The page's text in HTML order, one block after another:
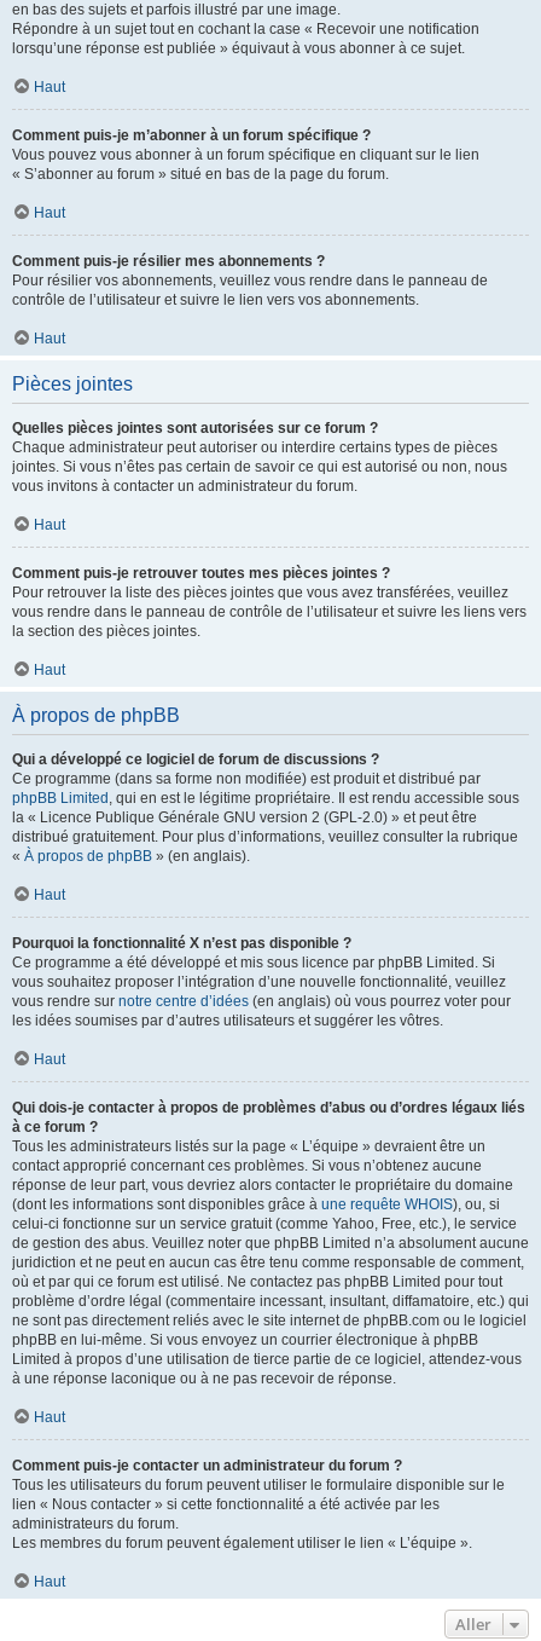
en bas des sujets et parfois illustré par une image.
Répondre à un sujet tout en cochant la case « Recevoir une notification
lorsqu’une réponse est publiée » équivaut à vous abonner à ce sujet.
Haut
Comment puis-je m’abonner à un forum spécifique ?
Vous pouvez vous abonner à un forum spécifique en cliquant sur le lien
« S’abonner au forum » situé en bas de la page du forum.
Haut
Comment puis-je résilier mes abonnements ?
Pour résilier vos abonnements, veuillez vous rendre dans le panneau de
contrôle de l’utilisateur et suivre le lien vers vos abonnements.
Haut
Pièces jointes
Quelles pièces jointes sont autorisées sur ce forum ?
Chaque administrateur peut autoriser ou interdire certains types de pièces
jointes. Si vous n’êtes pas certain de savoir ce qui est autorisé ou non, nous
vous invitons à contacter un administrateur du forum.
Haut
Comment puis-je retrouver toutes mes pièces jointes ?
Pour retrouver la liste des pièces jointes que vous avez transférées, veuillez
vous rendre dans le panneau de contrôle de l’utilisateur et suivre les liens vers
la section des pièces jointes.
Haut
À propos de phpBB
Qui a développé ce logiciel de forum de discussions ?
Ce programme (dans sa forme non modifiée) est produit et distribué par
phpBB Limited , qui en est le légitime propriétaire. Il est rendu accessible sous
la « Licence Publique Générale GNU version 2 (GPL-2.0) » et peut être
distribué gratuitement. Pour plus d’informations, veuillez consulter la rubrique
« À propos de phpBB » (en anglais).
Haut
Pourquoi la fonctionnalité X n’est pas disponible ?
Ce programme a été développé et mis sous licence par phpBB Limited. Si
vous souhaitez proposer l’intégration d’une nouvelle fonctionnalité, veuillez
vous rendre sur notre centre d’idées (en anglais) où vous pourrez voter pour
les idées soumises par d’autres utilisateurs et suggérer les vôtres.
Haut
Qui dois-je contacter à propos de problèmes d’abus ou d’ordres légaux liés
à ce forum ?
Tous les administrateurs listés sur la page « L’équipe » devraient être un
contact approprié concernant ces problèmes. Si vous n’obtenez aucune
réponse de leur part, vous devriez alors contacter le propriétaire du domaine
(dont les informations sont disponibles grâce à une requête WHOIS), ou, si
celui-ci fonctionne sur un service gratuit (comme Yahoo, Free, etc.), le service
de gestion des abus. Veuillez noter que phpBB Limited n’a absolument aucune
juridiction et ne peut en aucun cas être tenu comme responsable de comment,
où et par qui ce forum est utilisé. Ne contactez pas phpBB Limited pour tout
problème d’ordre légal (commentaire incessant, insultant, diffamatoire, etc.) qui
ne sont pas directement reliés avec le site internet de phpBB.com ou le logiciel
phpBB en lui-même. Si vous envoyez un courrier électronique à phpBB
Limited à propos d’une utilisation de tierce partie de ce logiciel, attendez-vous
à une réponse laconique ou à ne pas recevoir de réponse.
Haut
Comment puis-je contacter un administrateur du forum ?
Tous les utilisateurs du forum peuvent utiliser le formulaire disponible sur le
lien « Nous contacter » si cette fonctionnalité a été activée par les
administrateurs du forum.
Les membres du forum peuvent également utiliser le lien « L’équipe ».
Haut
Aller